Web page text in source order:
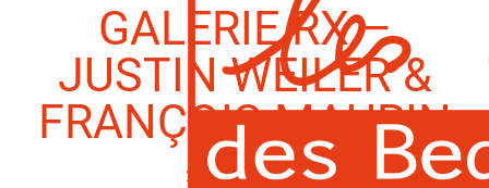
GALERIE RX –
JUSTIN WEILER &
FRANÇOIS MAURIN
2 AVRIL 2026